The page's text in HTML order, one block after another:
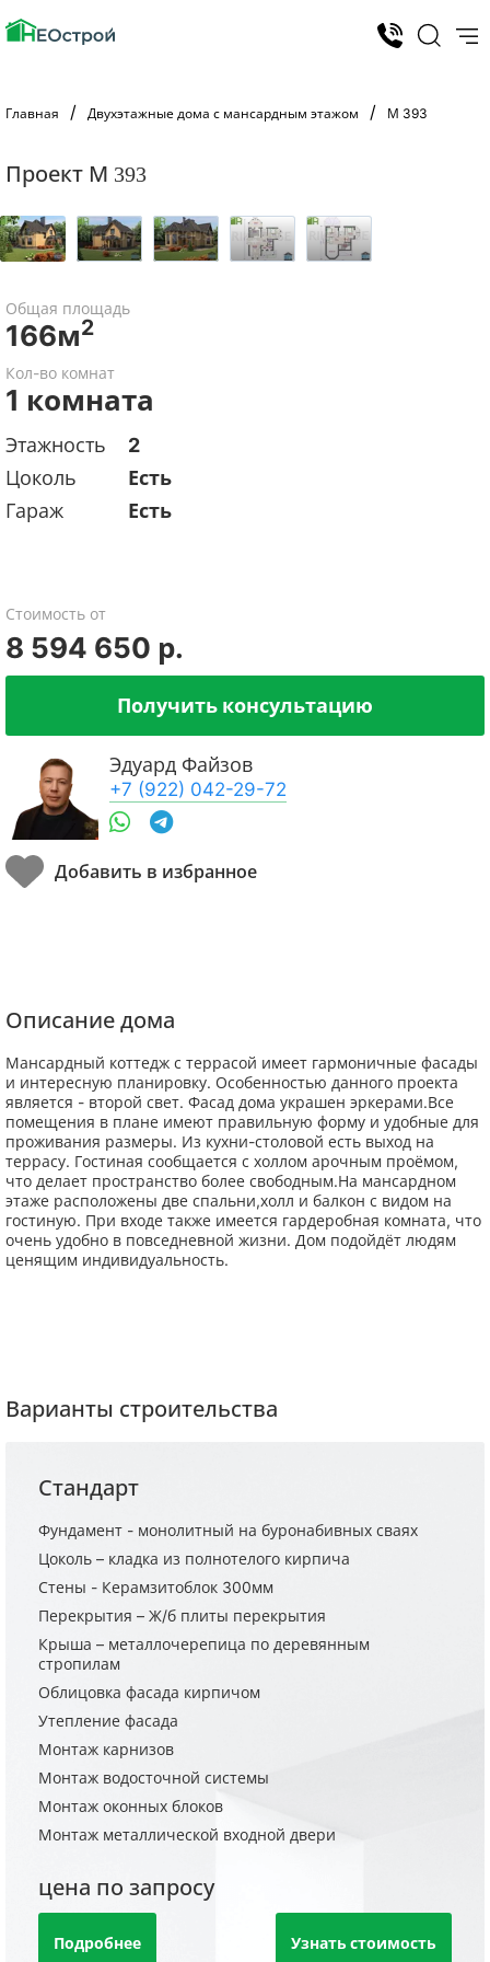
Главная Двухэтажные дома с мансардным этажом М 393
Проект М 393
Общая площадь
166м2
Кол-во комнат
1 комната
Этажность
2
Цоколь
Есть
Гараж
Есть
Стоимость от
8 594 650 р.
Получить консультацию
Эдуард Файзов
+7 (922) 042-29-72
Описание дома
Мансардный коттедж с террасой имеет гармоничные фасады
и интересную планировку. Особенностью данного проекта
является - второй свет. Фасад дома украшен эркерами.Все
помещения в плане имеют правильную форму и удобные для
проживания размеры. Из кухни-столовой есть выход на
террасу. Гостиная сообщается с холлом арочным проёмом,
что делает пространство более свободным.На мансардном
этаже расположены две спальни,холл и балкон с видом на
гостиную. При входе также имеется гардеробная комната, что
очень удобно в повседневной жизни. Дом подойдёт людям
ценящим индивидуальность.
Варианты строительства
Стандарт
Фундамент - монолитный на буронабивных сваях
Цоколь – кладка из полнотелого кирпича
Стены - Керамзитоблок 300мм
Перекрытия – Ж/б плиты перекрытия
Крыша – металлочерепица по деревянным
стропилам
Облицовка фасада кирпичом
Утепление фасада
Монтаж карнизов
Монтаж водосточной системы
Монтаж оконных блоков
Монтаж металлической входной двери
цена по запросу
Подробнее Узнать стоимость